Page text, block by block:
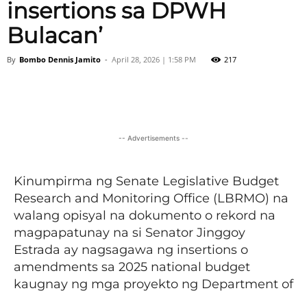
insertions sa DPWH
Bulacan’
By Bombo Dennis Jamito - April 28, 2026 | 1:58 PM 217
-- Advertisements --
Kinumpirma ng Senate Legislative Budget
Research and Monitoring Office (LBRMO) na
walang opisyal na dokumento o rekord na
magpapatunay na si Senator Jinggoy
Estrada ay nagsagawa ng insertions o
amendments sa 2025 national budget
kaugnay ng mga proyekto ng Department of